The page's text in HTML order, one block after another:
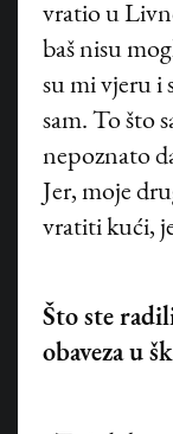
vratio u
baš nisu
su mi vjeru i
sam. To što
nepoznato
Jer, moje
vratiti kući,
Što ste
obaveza u